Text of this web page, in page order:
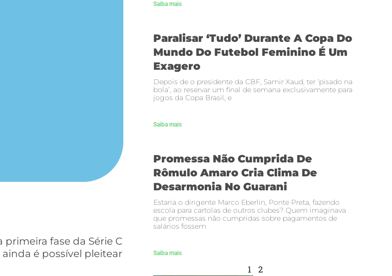
fase da Série C
é possível pleitear
Saiba mais
Paralisar ‘tudo’ Durante A Copa Do
Mundo Do Futebol Feminino É Um
Exagero
Depois de o presidente da CBF, Samir Xaud, ter ‘pisado na
bola’, ao reservar um final de semana exclusivamente para
jogos da Copa Brasil, e
Saiba mais
Promessa Não Cumprida De
Rômulo Amaro Cria Clima De
Desarmonia No Guarani
Estaria o dirigente Marco Eberlin, Ponte Preta, fazendo
escola para cartolas de outros clubes? Quem imaginava
que promessas não cumpridas sobre pagamentos de
salários fossem
Saiba mais
1 2